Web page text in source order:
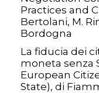
Practices and
Bertolani, M.
Bordogna
La fiducia dei
moneta senza
European
State), di